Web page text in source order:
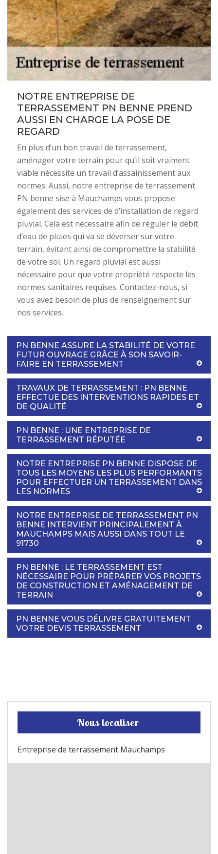
NOTRE ENTREPRISE DE
TERRASSEMENT PN BENNE PREND
AUSSI EN CHARGE LA POSE DE
REGARD
En plus d’un bon travail de terrassement,
aménager votre terrain pour qu’il soit vraiment
viable nécessite un travail d’assainissement aux
normes. Aussi, notre entreprise de terrassement
PN benne sise à Mauchamps vous propose
également des services de d’installation de regard
pluvial. Cela est nécessaire afin de réguler le débit
d’eau de pluies qui va se déverser sur votre
terrain, évitant ainsi de compromettre la stabilité
de votre sol. Un regard pluvial est aussi
nécessaire pour que votre propriété respecte les
normes sanitaires requises. Contactez-nous, si
vous avez besoin de plus de renseignement sur
nos services.
PN BENNE ASSURE LA STABILITÉ DE VOTRE
FUTUR OUVRAGE GRÂCE À SON SAVOIR-
FAIRE EN TERRASSEMENT
TRAVAUX DE TERRASSEMENT : PN BENNE
EFFECTUE DES INTERVENTIONS RAPIDES ET
DE QUALITÉ
PN BENNE : UNE ENTREPRISE DE
TERRASSEMENT RÉPUTÉE
NOTRE ENTREPRISE PN BENNE DISPOSE DE
TOUS LES MOYENS LES PLUS PERFORMANTS
POUR EFFECTUER UN TERRASSEMENT DANS
LES NORMES
NOTRE ENTREPRISE DE TERRASSEMENT PN
BENNE INTERVIENT PRINCIPALEMENT À
MAUCHAMPS MAIS AUSSI DANS TOUT LE
91730
PN BENNE : LE TERRASSEMENT EST
NÉCESSAIRE POUR PRÉPARER VOS PROJETS
DE CONSTRUCTION ET AMÉNAGEMENT DE
TERRAIN
PN BENNE VOUS DÉLIVRE GRATUITEMENT
VOTRE DEVIS TERRASSEMENT
Nous localiser
Entreprise de terrassement Mauchamps